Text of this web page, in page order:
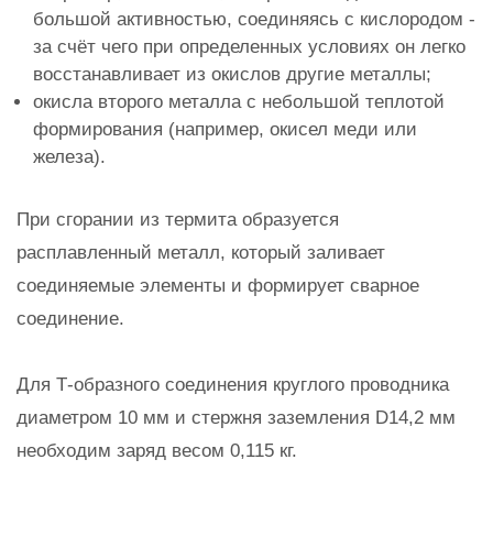
большой активностью, соединяясь с кислородом -
за счёт чего при определенных условиях он легко
восстанавливает из окислов другие металлы;
окисла второго металла с небольшой теплотой
формирования (например, окисел меди или
железа).
При сгорании из термита образуется
расплавленный металл, который заливает
соединяемые элементы и формирует сварное
соединение.
Для Т-образного соединения круглого проводника
диаметром 10 мм и стержня заземления D14,2 мм
необходим заряд весом 0,115 кг.